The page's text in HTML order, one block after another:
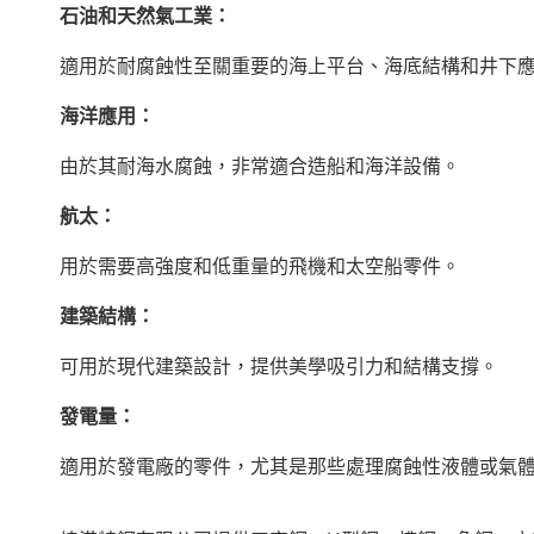
石油和天然氣工業：
適用於耐腐蝕性至關重要的海上平台、海底結構和井下
海洋應用：
由於其耐海水腐蝕，非常適合造船和海洋設備。
航太：
用於需要高強度和低重量的飛機和太空船零件。
建築結構：
可用於現代建築設計，提供美學吸引力和結構支撐。
發電量：
適用於發電廠的零件，尤其是那些處理腐蝕性液體或氣